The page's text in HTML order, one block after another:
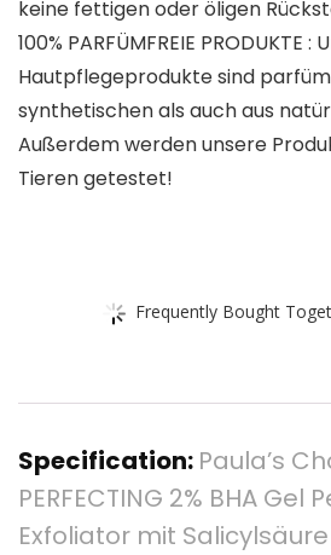
keine fettigen oder öligen
100% PARFÜMFREIE PRODUKTE :
Hautpflegeprodukte sind
synthetischen als auch aus
Außerdem werden unsere
Tieren getestet!
Frequently Bought
Specification: Paula’s
PERFECTING 2% BHA
Exfoliator mit